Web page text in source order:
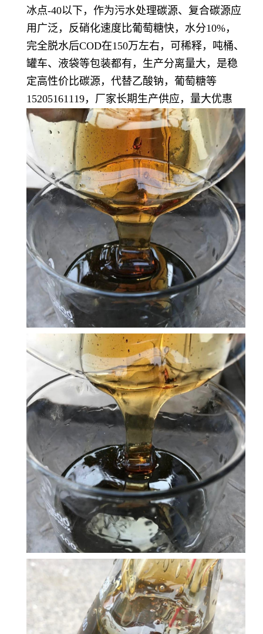
冰点-40以下，作为污水处理碳源、复合碳源应
用广泛，反硝化速度比葡萄糖快，水分10%，
完全脱水后COD在150万左右，可稀释，吨桶、
罐车、液袋等包装都有，生产分离量大，是稳
定高性价比碳源，代替乙酸钠，葡萄糖等
15205161119，厂家长期生产供应，量大优惠